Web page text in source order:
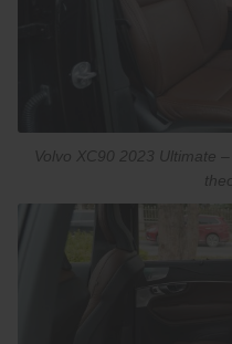
Volvo XC90 2023 Ultimate